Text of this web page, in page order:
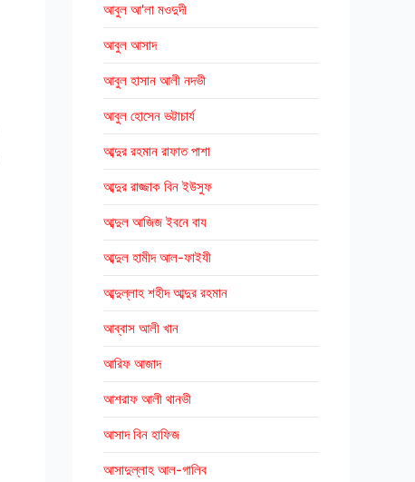
আবুল আ'লা মওদুদী
আবুল আসাদ
আবুল হাসান আলী নদভী
আবুল হোসেন ভট্টাচার্য
আব্দুর রহমান রাফাত পাশা
আব্দুর রাজ্জাক বিন ইউসুফ
আব্দুল আজিজ ইবনে বায
আব্দুল হামীদ আল-ফাইযী
আব্দুল্লাহ শহীদ আব্দুর রহমান
আব্বাস আলী খান
আরিফ আজাদ
আশরাফ আলী থানভী
আসাদ বিন হাফিজ
আসাদুল্লাহ আল-গালিব